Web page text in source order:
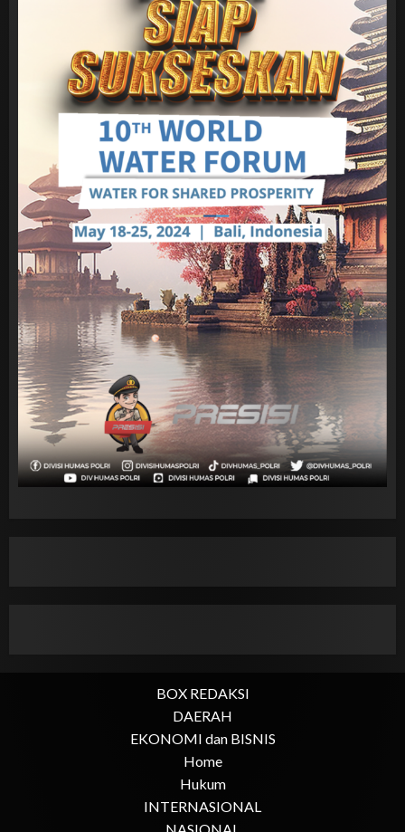
BOX REDAKSI
DAERAH
EKONOMI dan BISNIS
Home
Hukum
INTERNASIONAL